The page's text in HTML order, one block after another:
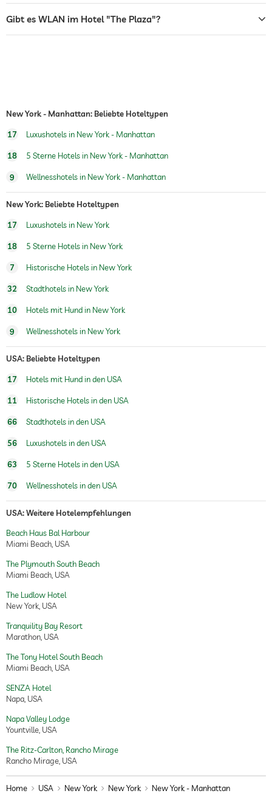
Zimmer
Kinderbetreuung
Sauna Sauna-Nutzung gebührenpflichtig
Wellnessmassagen
Wellnessbereich Gegen Gebühr
Schönheitsberatung
Treatments
Gesichtsbehandlung
Peelings
Haarentfernung
Gibt es WLAN im Hotel "The Plaza"?
New York - Manhattan: Beliebte Hoteltypen
17 Luxushotels in New York - Manhattan
18 5 Sterne Hotels in New York - Manhattan
9 Wellnesshotels in New York - Manhattan
New York: Beliebte Hoteltypen
17 Luxushotels in New York
18 5 Sterne Hotels in New York
7 Historische Hotels in New York
32 Stadthotels in New York
10 Hotels mit Hund in New York
9 Wellnesshotels in New York
USA: Beliebte Hoteltypen
17 Hotels mit Hund in den USA
11 Historische Hotels in den USA
66 Stadthotels in den USA
56 Luxushotels in den USA
63 5 Sterne Hotels in den USA
70 Wellnesshotels in den USA
USA: Weitere Hotelempfehlungen
Beach Haus Bal Harbour
Miami Beach, USA
The Plymouth South Beach
Miami Beach, USA
The Ludlow Hotel
New York, USA
Tranquility Bay Resort
Marathon, USA
The Tony Hotel South Beach
Miami Beach, USA
SENZA Hotel
Napa, USA
Napa Valley Lodge
Yountville, USA
The Ritz-Carlton, Rancho Mirage
Rancho Mirage, USA
Home USA New York New York New York - Manhattan